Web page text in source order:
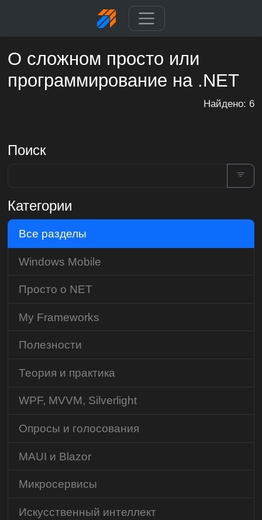
О сложном просто или
программирование на .NET
Найдено: 6
Поиск
Категории
Все разделы
Windows Mobile
Просто о NET
My Frameworks
Полезности
Теория и практика
WPF, MVVM, Silverlight
Опросы и голосования
MAUI и Blazor
Микросервисы
Искусственный интеллект